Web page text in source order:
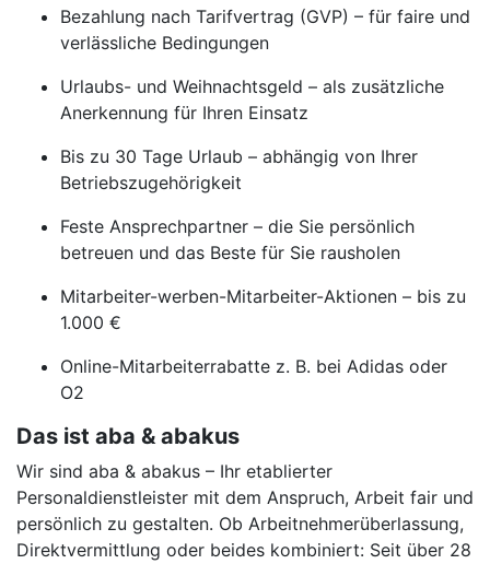
Bezahlung nach Tarifvertrag (GVP) – für faire und
verlässliche Bedingungen
Urlaubs- und Weihnachtsgeld – als zusätzliche
Anerkennung für Ihren Einsatz
Bis zu 30 Tage Urlaub – abhängig von Ihrer
Betriebszugehörigkeit
Feste Ansprechpartner – die Sie persönlich
betreuen und das Beste für Sie rausholen
Mitarbeiter-werben-Mitarbeiter-Aktionen – bis zu
1.000 €
Online-Mitarbeiterrabatte z. B. bei Adidas oder
O2
Das ist aba & abakus
Wir sind aba & abakus – Ihr etablierter
Personaldienstleister mit dem Anspruch, Arbeit fair und
persönlich zu gestalten. Ob Arbeitnehmerüberlassung,
Direktvermittlung oder beides kombiniert: Seit über 28